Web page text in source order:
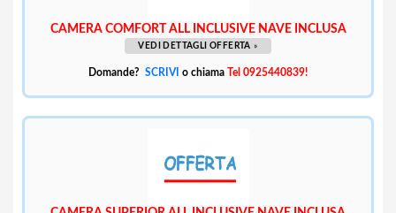
CAMERA COMFORT ALL INCLUSIVE NAVE INCLUSA
VEDI DETTAGLI OFFERTA »
Domande? SCRIVI o chiama Tel 0925440839!